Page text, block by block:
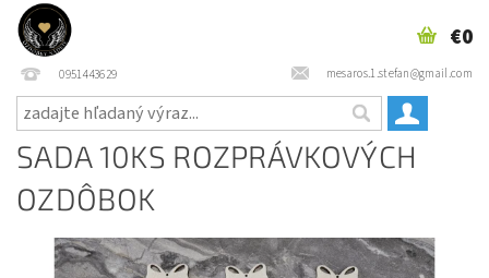
0951443629 mesaros.1.stefan@gmail.com
€0
SADA 10KS ROZPRÁVKOVÝCH
OZDÔBOK